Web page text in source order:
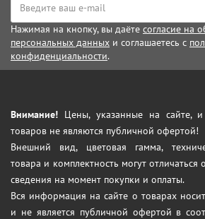
Нажимая на кнопку, вы даёте согласие на
персональных данных и соглашаетесь с
конфиденциальности.
Внимание! Цены, указанные на сайте,
товаров не являются публичной офертой!
Внешний вид, цветовая гамма,
товара и комплектность могут отличаться
сведения на момент покупки и оплаты.
Вся информация на сайте о товарах
и не является публичной офертой в